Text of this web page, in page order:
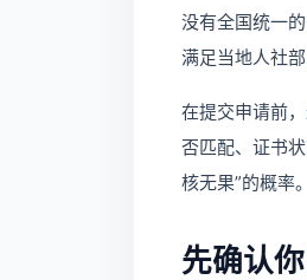
没有全国统一
满足当地人社
在提交申请前
否匹配、证书
核无果”的概率。
先确认